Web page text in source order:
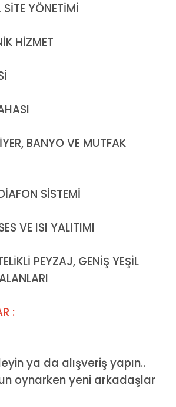
YÖNETİMİ
HİZMET
BANYO VE MUTFAK
SİSTEMİ
VE ISI YALITIMI
PEYZAJ, GENİŞ YEŞİL
:
ya da alışveriş yapın..
oynarken yeni arkadaşlar